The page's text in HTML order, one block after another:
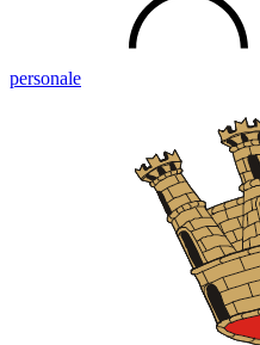
personale